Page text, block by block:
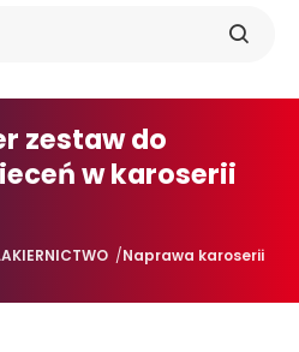
zestaw do
w karoserii
Naprawa karoserii